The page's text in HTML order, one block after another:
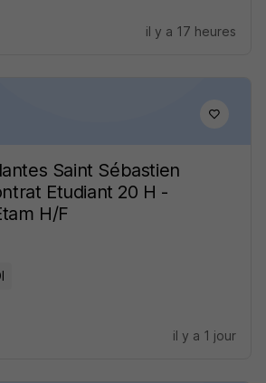
il y a 17 heures
Saint Sébastien
Etudiant 20 H -
H/F
il y a 1 jour